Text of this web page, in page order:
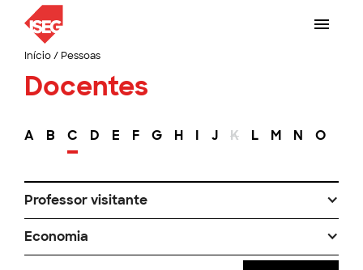
Início/ Pessoas
Docentes
A B C D E F G H I J K L M N O
Professor visitante
Economia